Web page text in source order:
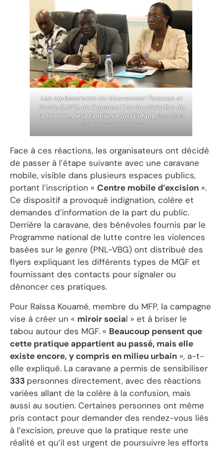
Les repésentants du Mouvement Femmes et
Parole (MFP), de l’Agence X et du ministère de
la Femme, de la Famille et de l’Enfant,lors de la
conférence de presse
Face à ces réactions, les organisateurs ont décidé
de passer à l’étape suivante avec une caravane
mobile, visible dans plusieurs espaces publics,
portant l’inscription « Centre mobile d’excision ».
Ce dispositif a provoqué indignation, colère et
demandes d’information de la part du public.
Derrière la caravane, des bénévoles fournis par le
Programme national de lutte contre les violences
basées sur le genre (PNL-VBG) ont distribué des
flyers expliquant les différents types de MGF et
fournissant des contacts pour signaler ou
dénoncer ces pratiques.
Pour Raïssa Kouamé, membre du MFP, la campagne
vise à créer un « miroir social » et à briser le
tabou autour des MGF. « Beaucoup pensent que
cette pratique appartient au passé, mais elle
existe encore, y compris en milieu urbain », a-t-
elle expliqué. La caravane a permis de sensibiliser
333 personnes directement, avec des réactions
variées allant de la colère à la confusion, mais
aussi au soutien. Certaines personnes ont même
pris contact pour demander des rendez-vous liés
à l’excision, preuve que la pratique reste une
réalité et qu’il est urgent de poursuivre les efforts